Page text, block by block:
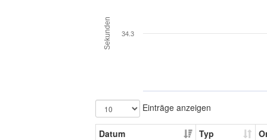
Sekunden 34.3
Einträge anzeigen
Datum Typ